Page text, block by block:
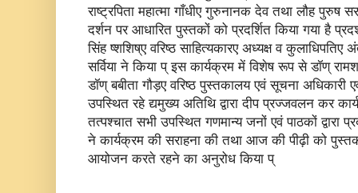
राष्ट्रपिता महात्मा गाँधीए गुरुनानक देव तथा लौह
दर्शन पर आधारित पुस्तकों को प्रदर्शित किया गया है
सिंह ष्शशिष्ए वरिष्ठ साहित्यकारए अध्यक्ष व कुलाधिपतिए
सर्विया ने किया प् इस कार्यक्रम में विशेष रूप से डॉण्
डॉण् बबीता गौड़ए वरिष्ठ पुस्तकालय एवं सूचना अधिकारी
उपस्थित रहे द्यमुख्य अतिथि द्वारा दीप प्रज्जवलन कर
तत्पश्चात सभी उपस्थित गणमान्य जनों एवं पाठकों द्वारा
ने कार्यक्रम की सराहना की तथा आज की पीढ़ी को
आयोजन करते रहने का अनुरोध किया प्